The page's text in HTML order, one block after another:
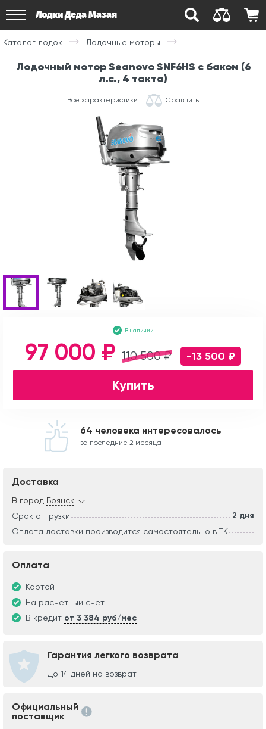
Лодки Деда Мазая
Каталог лодок Лодочные моторы
Лодочный мотор Seanovo SNF6HS с баком (6
л.с., 4 такта)
Все характеристики Сравнить
В наличии
110 500 ₽
97 000 ₽ -13 500 ₽
Купить
64 человека интересовалось
за последние 2 месяца
Доставка
В город Брянск
Срок отгрузки
2 дня
Оплата доставки производится самостоятельно в ТК
Оплата
Картой
На расчётный счёт
В кредит от 3 384 руб/мес
Гарантия легкого возврата
До 14 дней на возврат
Официальный
поставщик